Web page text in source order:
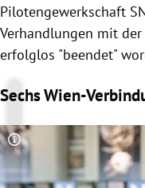
Pilotengewerkschaft
Verhandlungen mit
erfolglos "beendet"
Sechs Wien-
Copyright-Hinweis